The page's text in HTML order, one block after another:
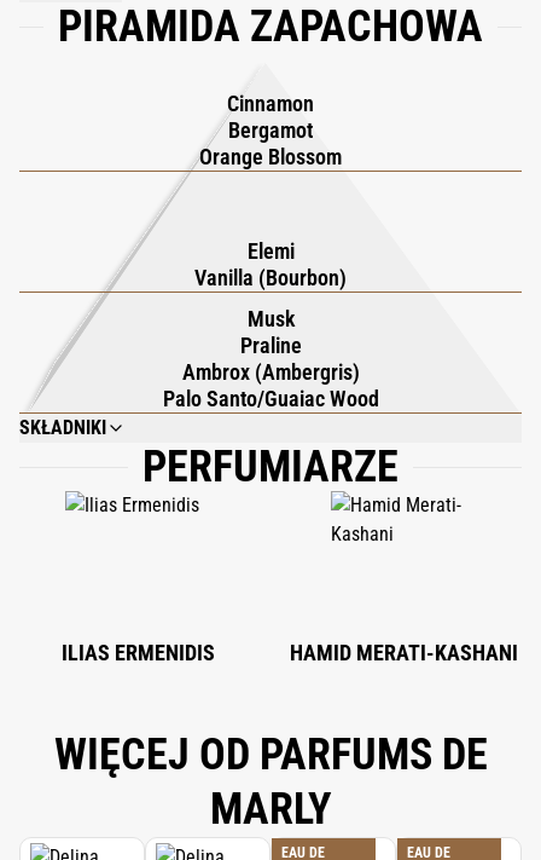
potomkini odmiany po raz pierwszy sprowadzonej do Francji za
innowacyjny i promienny charakter. Ta wykwintna kompozycja z
łatwością równoważy ciepło i blask, a naturalne bogactwo
wanilii zostaje wyniesione przez wyrafinowane warstwy
cytrusów, przypraw i drzew. Althaïr emanuje dyskretną opulencją
i oddaje istotę ponadczasowej elegancji oraz nowoczesnej
atrakcyjności. Stworzona dla tych, którzy cenią kunszt i
autentyczność, oferuje zmysłową podróż pełną wyrafinowania,
zapach, który pozostaje niczym podpis i celebruje trwałe piękno
rzemiosła Parfums de Marly.
PIRAMIDA ZAPACHOWA
Cinnamon
Bergamot
Orange Blossom
Elemi
Vanilla (Bourbon)
Musk
Praline
Ambrox (Ambergris)
Palo Santo/Guaiac Wood
SKŁADNIKI
ALCOHOL DENAT., PARFUM (FRAGRANCE), AQUA (WATER), LIMONENE,
LINALOOL, TOCOPHEROL, CITRAL, GERANIOL.
PERFUMIARZE
ILIAS ERMENIDIS HAMID MERATI-KASHANI
WIĘCEJ OD PARFUMS DE
MARLY
EAU DE
EAU DE